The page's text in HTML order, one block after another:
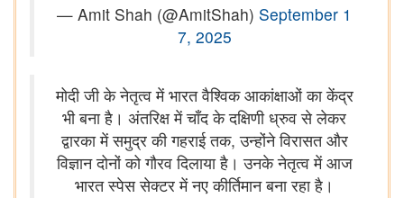
— Amit Shah (@AmitShah) September 1
7, 2025
मोदी जी के नेतृत्व में भारत वैश्विक आकांक्षाओं का केंद्र
भी बना है। अंतरिक्ष में चाँद के दक्षिणी ध्रुव से लेकर
द्वारका में समुद्र की गहराई तक, उन्होंने विरासत और
विज्ञान दोनों को गौरव दिलाया है। उनके नेतृत्व में आज
भारत स्पेस सेक्टर में नए कीर्तिमान बना रहा है।